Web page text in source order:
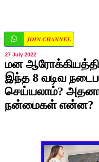
: JOIN CHANNEL
27 July 2022
மன
இந்த 8 வடிவ
செய்யலாம்?
நன்மைகள் என்ன?